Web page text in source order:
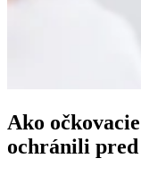
Ako
ochránili